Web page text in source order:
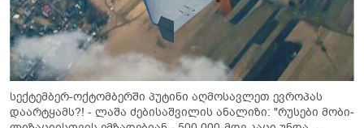
სექტემბერ-ოქტომბერში პუტინი აღმოსავლეთ ევროპას
დაარტყამს?! - ლაშა ძებისაშვილის ანალიზი: "რუსები მობი­